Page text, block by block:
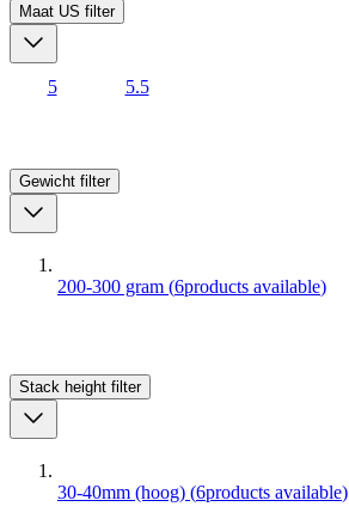
Maat US filter
5 5.5
Gewicht filter
200-300 gram (6products available)
Stack height filter
30-40mm (hoog) (6products available)